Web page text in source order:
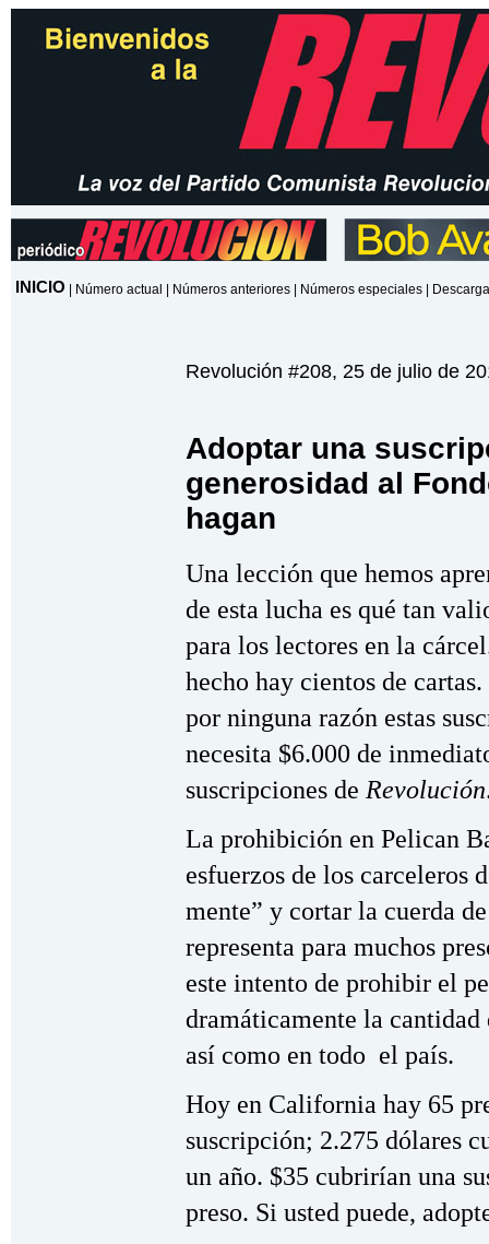
INICIO Número actual Números anteriores Números especiales
Revolución #208, 25 de julio de
Adoptar una
generosidad al
hagan
Una lección que hemos
de esta lucha es qué tan
para los lectores en la
hecho hay cientos de
por ninguna razón estas
necesita $6.000 de
suscripciones de Revolución
La prohibición en Pelican
esfuerzos de los carceleros
mente” y cortar la cuerda
representa para muchos
este intento de prohibir el
dramáticamente la
así como en todo el país.
Hoy en California hay 65
suscripción; 2.275 dólares
un año. $35 cubrirían una
preso. Si usted puede,